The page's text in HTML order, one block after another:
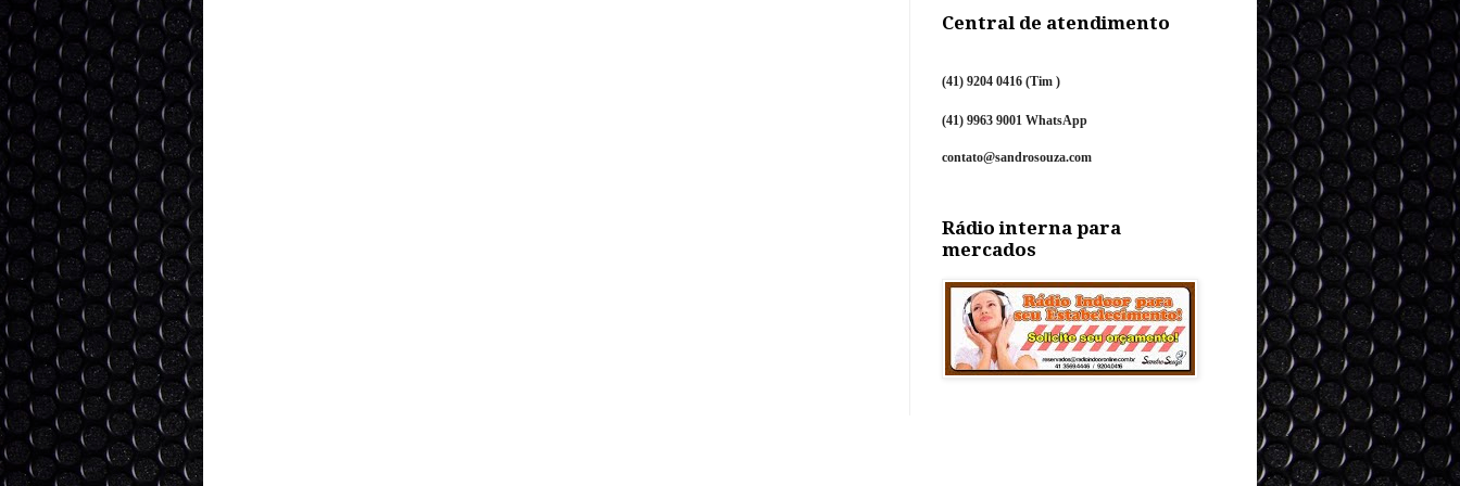
Central de atendimento
(41) 9204 0416 (Tim )
(41) 9963 9001 WhatsApp
contato@sandrosouza.com
Rádio interna para
mercados